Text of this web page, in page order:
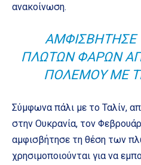
ανακοίνωση.
ΑΜΦΙΣΒΉΤΗΣΕ
ΠΛΩΤΏΝ ΦΆΡΩΝ
ΠΟΛΈΜΟΥ ΜΕ
Σύμφωνα πάλι με το Ταλίν,
στην Ουκρανία, τον
αμφισβήτησε τη θέση των
χρησιμοποιούνται για να